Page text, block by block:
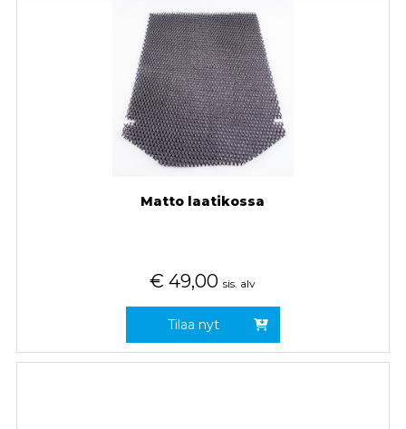
Matto laatikossa
€ 49,00 sis. alv
Tilaa nyt